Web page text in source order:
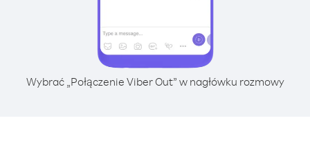
Wybrać „Połączenie Viber Out” w nagłówku rozmowy